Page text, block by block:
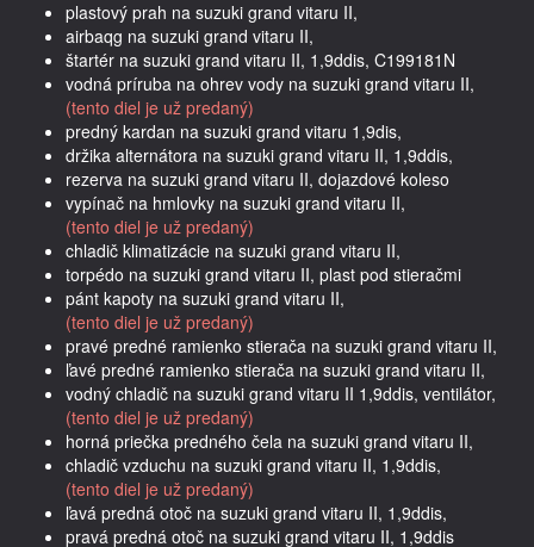
plastový prah na suzuki grand vitaru II,
airbaqg na suzuki grand vitaru II,
štartér na suzuki grand vitaru II, 1,9ddis, C199181N
vodná príruba na ohrev vody na suzuki grand vitaru II,
(tento diel je už predaný)
predný kardan na suzuki grand vitaru 1,9dis,
držika alternátora na suzuki grand vitaru II, 1,9ddis,
rezerva na suzuki grand vitaru II, dojazdové koleso
vypínač na hmlovky na suzuki grand vitaru II,
(tento diel je už predaný)
chladič klimatizácie na suzuki grand vitaru II,
torpédo na suzuki grand vitaru II, plast pod stieračmi
pánt kapoty na suzuki grand vitaru II,
(tento diel je už predaný)
pravé predné ramienko stierača na suzuki grand vitaru II,
ľavé predné ramienko stierača na suzuki grand vitaru II,
vodný chladič na suzuki grand vitaru II 1,9ddis, ventilátor,
(tento diel je už predaný)
horná priečka predného čela na suzuki grand vitaru II,
chladič vzduchu na suzuki grand vitaru II, 1,9ddis,
(tento diel je už predaný)
ľavá predná otoč na suzuki grand vitaru II, 1,9ddis,
pravá predná otoč na suzuki grand vitaru II, 1,9ddis